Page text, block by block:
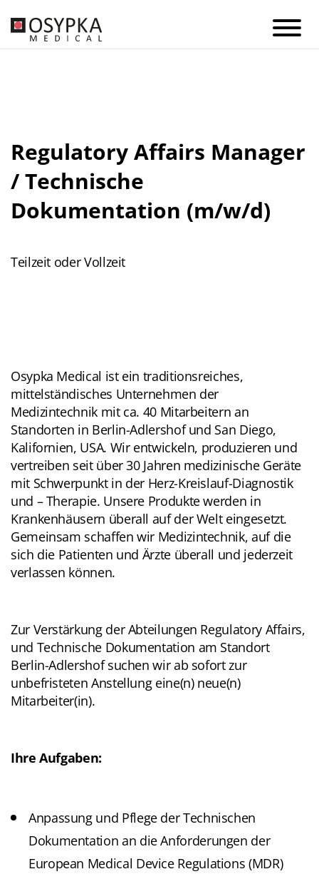
Regulatory Affairs Manager
/ Technische
Dokumentation (m/w/d)
Teilzeit oder Vollzeit
Osypka Medical ist ein traditionsreiches,
mittelständisches Unternehmen der
Medizintechnik mit ca. 40 Mitarbeitern an
Standorten in Berlin-Adlershof und San Diego,
Kalifornien, USA. Wir entwickeln, produzieren und
vertreiben seit über 30 Jahren medizinische Geräte
mit Schwerpunkt in der Herz-Kreislauf-Diagnostik
und – Therapie. Unsere Produkte werden in
Krankenhäusern überall auf der Welt eingesetzt.
Gemeinsam schaffen wir Medizintechnik, auf die
sich die Patienten und Ärzte überall und jederzeit
verlassen können.
Zur Verstärkung der Abteilungen Regulatory Affairs,
und Technische Dokumentation am Standort
Berlin-Adlershof suchen wir ab sofort zur
unbefristeten Anstellung eine(n) neue(n)
Mitarbeiter(in).
Ihre Aufgaben:
Anpassung und Pflege der Technischen
Dokumentation an die Anforderungen der
European Medical Device Regulations (MDR)